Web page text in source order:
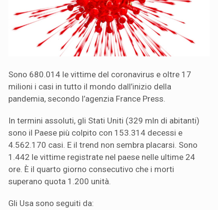
Sono 680.014 le vittime del coronavirus e oltre 17
milioni i casi in tutto il mondo dall’inizio della
pandemia, secondo l’agenzia France Press.
In termini assoluti, gli Stati Uniti (329 mln di abitanti)
sono il Paese più colpito con 153.314 decessi e
4.562.170 casi. E il trend non sembra placarsi. Sono
1.442 le vittime registrate nel paese nelle ultime 24
ore. È il quarto giorno consecutivo che i morti
superano quota 1.200 unità.
Gli Usa sono seguiti da: